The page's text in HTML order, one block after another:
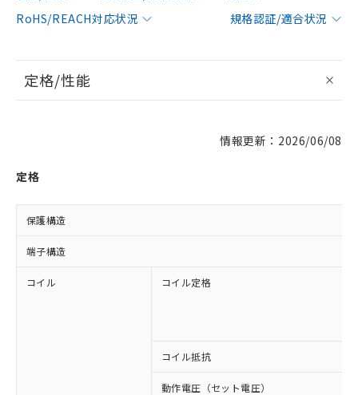
RoHS/REACH対応状況
規格認証/適合状況
定格/性能
情報更新：2026/06/08
定格
保護構造
端子構造
コイル コイル定格
コイル抵抗
動作電圧（セット電圧）